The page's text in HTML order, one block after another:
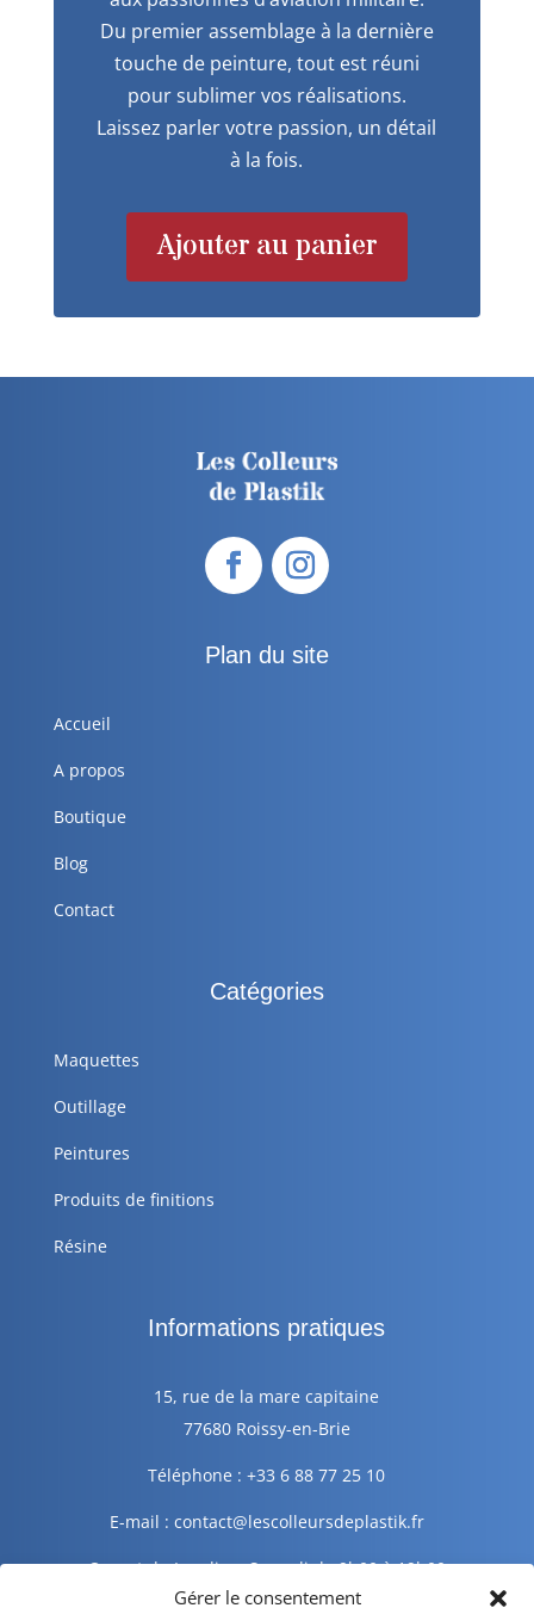
Gérer le consentement
Du premier assemblage à la dernière
touche de peinture, tout est réuni
pour sublimer vos réalisations.
Laissez parler votre passion, un détail
à la fois.
Ajouter au panier
Plan du site
Accueil
A propos
Boutique
Blog
Contact
Catégories
Maquettes
Outillage
Peintures
Produits de finitions
Résine
Informations pratiques
15, rue de la mare capitaine
77680 Roissy-en-Brie
Téléphone : +33 6 88 77 25 10
E-mail : contact@lescolleursdeplastik.fr
Ouvert du Lundi au Samedi de 9h00 à 19h00